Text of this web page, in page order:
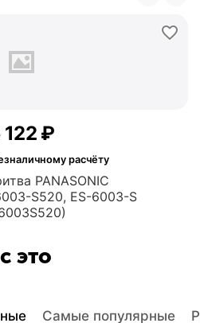
PANASONIC
S520, ES-6003-S
122 ₽
расчёту
это
Самые популярные